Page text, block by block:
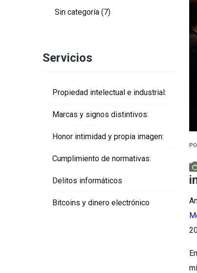
Sin categoría (7)
Servicios
Propiedad intelectual e industrial:
Marcas y signos distintivos:
Honor intimidad y propia imagen:
Cumplimiento de normativas:
Delitos informáticos
Bitcoins y dinero electrónico